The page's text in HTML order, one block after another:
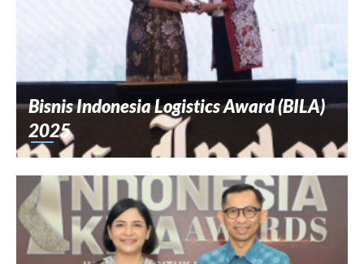
Bisnis Indonesia Logistics Award (BILA)
2025